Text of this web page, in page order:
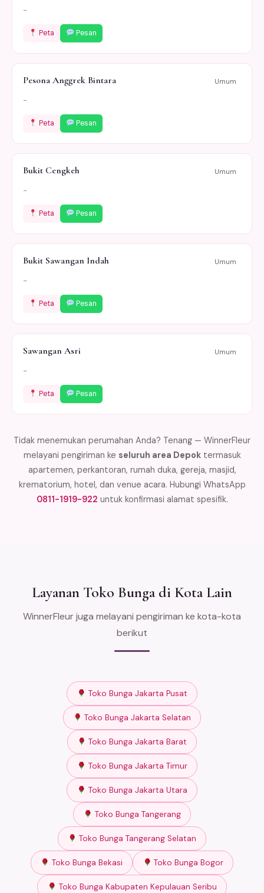
-
Peta Pesan
Pesona Anggrek Bintara Umum
-
Peta Pesan
Bukit Cengkeh Umum
-
Peta Pesan
Bukit Sawangan Indah Umum
-
Peta Pesan
Sawangan Asri Umum
-
Peta Pesan
Tidak menemukan perumahan Anda? Tenang — WinnerFleur
melayani pengiriman ke seluruh area Depoktermasuk
apartemen, perkantoran, rumah duka, gereja, masjid,
krematorium, hotel, dan venue acara. Hubungi WhatsApp
0811-1919-922 untuk konfirmasi alamat spesifik.
Layanan Toko Bunga di Kota Lain
WinnerFleur juga melayani pengiriman ke kota-kota
berikut
Toko Bunga Jakarta Pusat
Toko Bunga Jakarta Selatan
Toko Bunga Jakarta Barat
Toko Bunga Jakarta Timur
Toko Bunga Jakarta Utara
Toko Bunga Tangerang
Toko Bunga Tangerang Selatan
Toko Bunga Bekasi Toko Bunga Bogor
Toko Bunga Kabupaten Kepulauan Seribu